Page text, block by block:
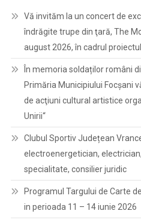
Vă invităm la un concert de
îndrăgite trupe din ţară, The
august 2026, în cadrul
În memoria soldaților români
Primăria Municipiului Focșani
de acţiuni cultural artistice
Unirii“
Clubul Sportiv Județean
electroenergetician,
specialitate, consilier juridic
Programul Targului de Carte
in perioada 11 – 14 iunie 2026